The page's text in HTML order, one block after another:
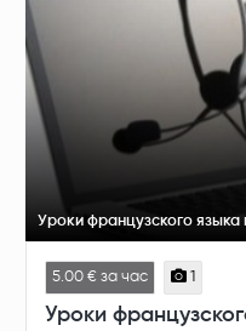
Уроки французского языка
5.00 € за час 1
Уроки